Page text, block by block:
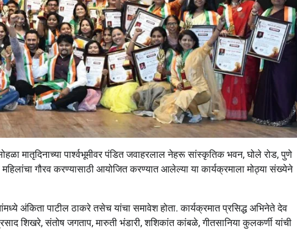
मातृदिनाच्या पार्श्वभूमीवर पंडित जवाहरलाल नेहरू सांस्कृतिक भवन, घोले रोड, पुणे
गौरव करण्यासाठी आयोजित करण्यात आलेल्या या कार्यक्रमाला मोठ्या संख्येने
अंकिता पाटील ठाकरे तसेच यांचा समावेश होता. कार्यक्रमात प्रसिद्ध अभिनेते देव
शिखरे, संतोष जगताप, मारुती भंडारी, शशिकांत कांबळे, गीतसानिया कुलकर्णी यांची